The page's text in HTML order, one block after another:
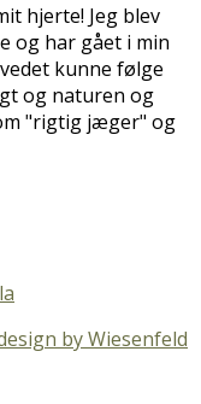
hjerte! Jeg blev
og har gået i min
kunne følge
og naturen og
"rigtig jæger" og
by Wiesenfeld